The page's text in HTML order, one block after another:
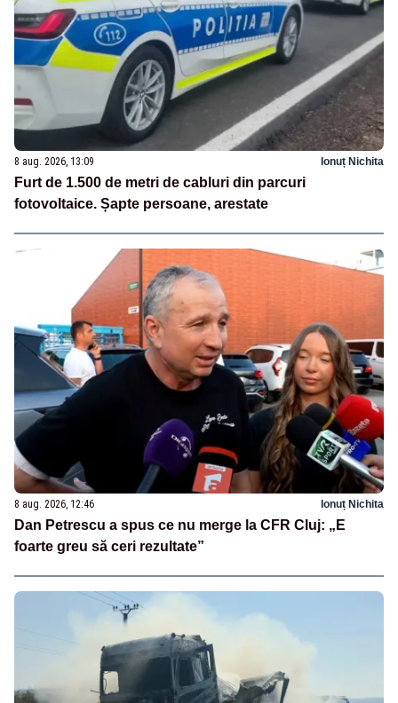
8 aug. 2026, 13:09 Ionuț Nichita
Furt de 1.500 de metri de cabluri din parcuri
fotovoltaice. Șapte persoane, arestate
8 aug. 2026, 12:46 Ionuț Nichita
Dan Petrescu a spus ce nu merge la CFR Cluj: „E
foarte greu să ceri rezultate”